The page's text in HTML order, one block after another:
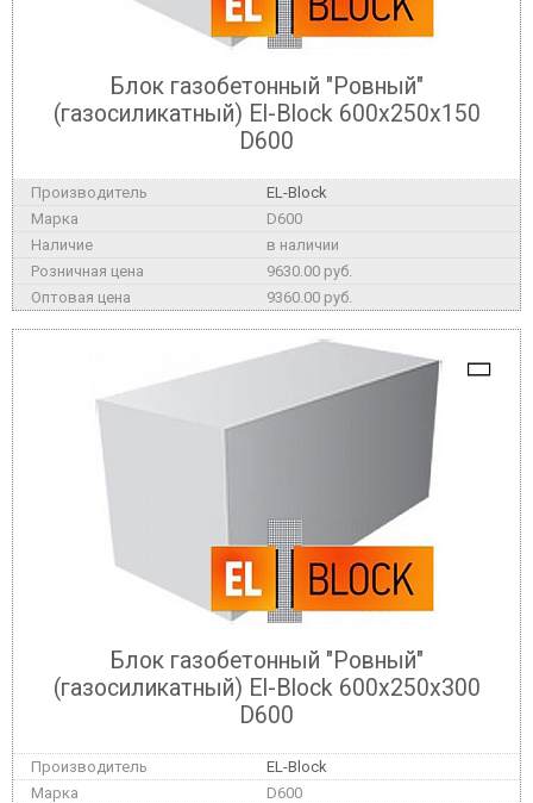
Блок газобетонный "Ровный"
(газосиликатный) El-Block 600х250х150
D600
EL-Block
D600
в наличии
9630.00 руб.
9360.00 руб.
Блок газобетонный "Ровный"
(газосиликатный) El-Block 600х250х300
D600
EL-Block
D600